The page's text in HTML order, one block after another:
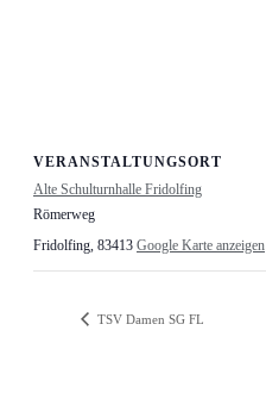
VERANSTALTUNGSORT
Alte Schulturnhalle Fridolfing
Römerweg
Fridolfing, 83413 Google Karte anzeigen
TSV Damen SG FL